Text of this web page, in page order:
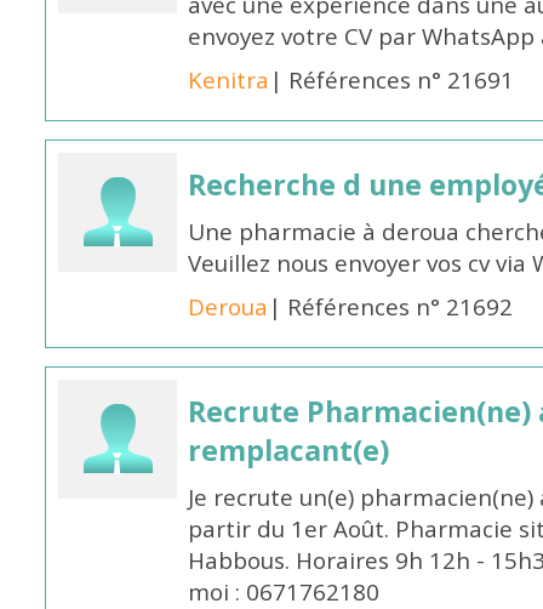
envoyez votre CV par
Kenitra | Références n° 21691
Recherche d une
Une pharmacie à deroua
Veuillez nous envoyer vos cv via
Deroua | Références n° 21692
Recrute
remplacant(e)
Je recrute un(e)
partir du 1er Août. Pharmacie
Habbous. Horaires 9h 12h -
moi : 0671762180